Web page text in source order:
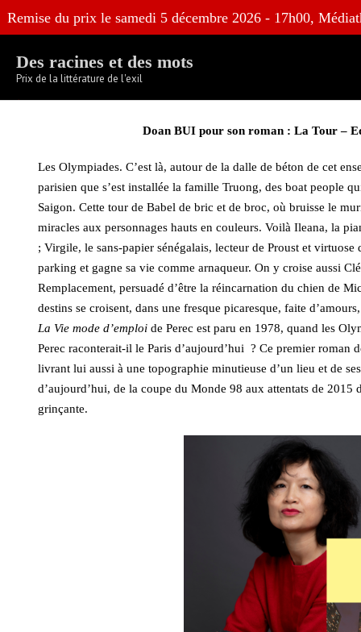
Remise du prix le samedi 5 décembre 2026 - 17h00,
Des racines et des mots
Prix de la littérature de l'exil
Doan BUI pour son roman : La Tour –
Les Olympiades. C’est là, autour de la dalle de béton de cet
parisien que s’est installée la famille Truong, des boat people
Saigon. Cette tour de Babel de bric et de broc, où bruisse le
miracles aux personnages hauts en couleurs. Voilà Ileana, la
; Virgile, le sans-papier sénégalais, lecteur de Proust et virtuose
parking et gagne sa vie comme arnaqueur. On y croise aussi
Remplacement, persuadé d’être la réincarnation du chien de
destins se croisent, dans une fresque picaresque, faite
La Vie mode d’emploide Perec est paru en 1978, quand les
Perec raconterait-il le Paris d’aujourd’hui ? Ce premier roman
livrant lui aussi à une topographie minutieuse d’un lieu et de
d’aujourd’hui, de la coupe du Monde 98 aux attentats de 2015
grinçante.